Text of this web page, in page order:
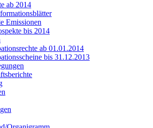
ab 2014
Emissionen
bis 2014
ab 01.01.2014
bis 31.12.2013